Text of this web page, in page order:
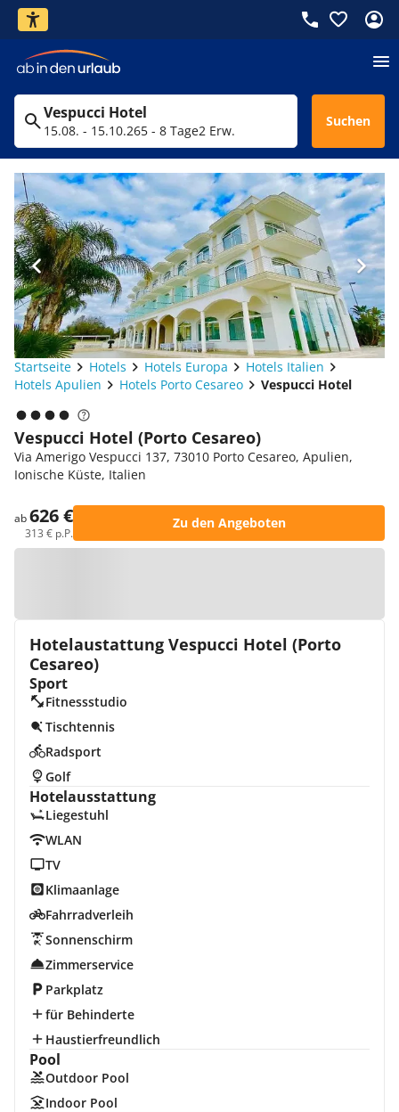
Vespucci Hotel
15.08. - 15.10.265 - 8 Tage2 Erw.
Suchen
Startseite Hotels Hotels Europa
Hotels Italien
Hotels Apulien
Hotels Porto Cesareo Vespucci Hotel
Vespucci Hotel (Porto Cesareo)
Via Amerigo Vespucci 137, 73010 Porto Cesareo, Apulien,
Ionische Küste, Italien
ab626 €
313 € p.P.
Zu den Angeboten
Hotelaustattung Vespucci Hotel (Porto
Cesareo)
Sport
Fitnessstudio
Tischtennis
Radsport
Golf
Hotelausstattung
Liegestuhl
WLAN
TV
Klimaanlage
Fahrradverleih
Sonnenschirm
Zimmerservice
Parkplatz
für Behinderte
Haustierfreundlich
Pool
Outdoor Pool
Indoor Pool